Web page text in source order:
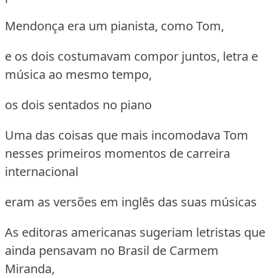
Mendonça era um pianista, como Tom,
e os dois costumavam compor juntos, letra e
música ao mesmo tempo,
os dois sentados no piano
Uma das coisas que mais incomodava Tom
nesses primeiros momentos de carreira
internacional
eram as versões em inglês das suas músicas
As editoras americanas sugeriam letristas que
ainda pensavam no Brasil de Carmem
Miranda,